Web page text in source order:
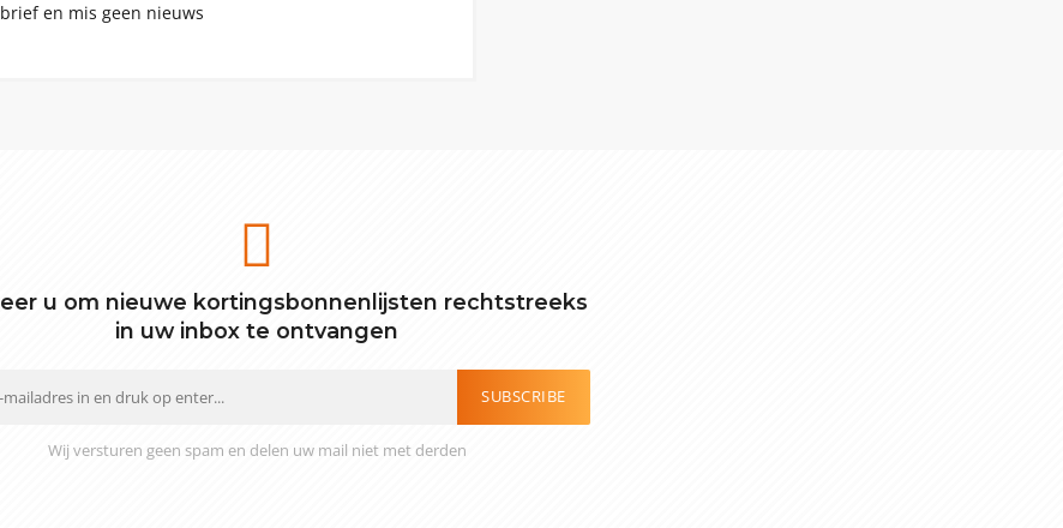
en mis geen nieuws
u om nieuwe kortingsbonnenlijsten rechtstreeks
in uw inbox te ontvangen
SUBSCRIBE
Wij versturen geen spam en delen uw mail niet met derden